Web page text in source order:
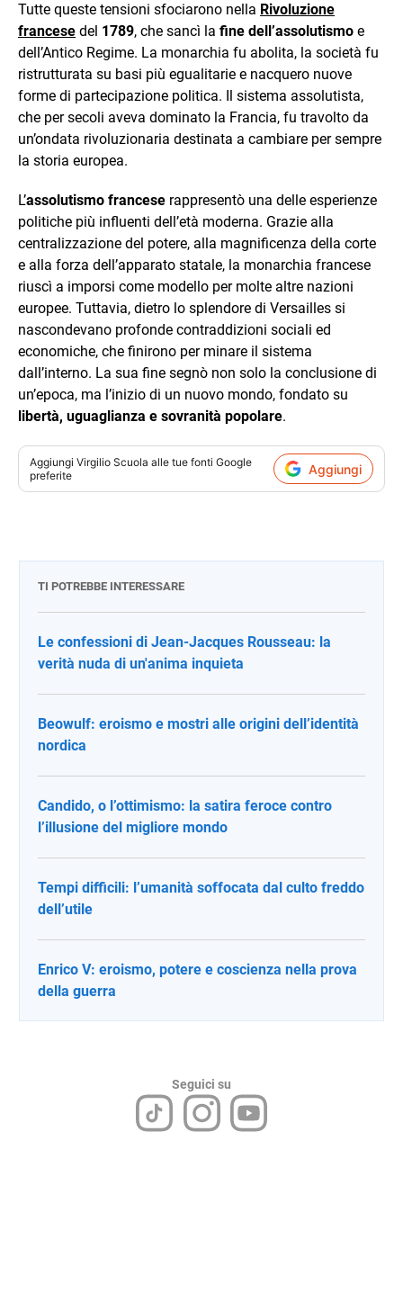
Tutte queste tensioni sfociarono nella Rivoluzione
francese del 1789, che sancì la fine dell’assolutismo e
dell’Antico Regime. La monarchia fu abolita, la società fu
ristrutturata su basi più egualitarie e nacquero nuove
forme di partecipazione politica. Il sistema assolutista,
che per secoli aveva dominato la Francia, fu travolto da
un’ondata rivoluzionaria destinata a cambiare per sempre
la storia europea.
L’assolutismo francese rappresentò una delle esperienze
politiche più influenti dell’età moderna. Grazie alla
centralizzazione del potere, alla magnificenza della corte
e alla forza dell’apparato statale, la monarchia francese
riuscì a imporsi come modello per molte altre nazioni
europee. Tuttavia, dietro lo splendore di Versailles si
nascondevano profonde contraddizioni sociali ed
economiche, che finirono per minare il sistema
dall’interno. La sua fine segnò non solo la conclusione di
un’epoca, ma l’inizio di un nuovo mondo, fondato su
libertà, uguaglianza e sovranità popolare.
Aggiungi Virgilio Scuola alle tue fonti Google
preferite
Aggiungi
TI POTREBBE INTERESSARE
Le confessioni di Jean-Jacques Rousseau: la
verità nuda di un'anima inquieta
Beowulf: eroismo e mostri alle origini dell’identità
nordica
Candido, o l’ottimismo: la satira feroce contro
l’illusione del migliore mondo
Tempi difficili: l’umanità soffocata dal culto freddo
dell’utile
Enrico V: eroismo, potere e coscienza nella prova
della guerra
Seguici su